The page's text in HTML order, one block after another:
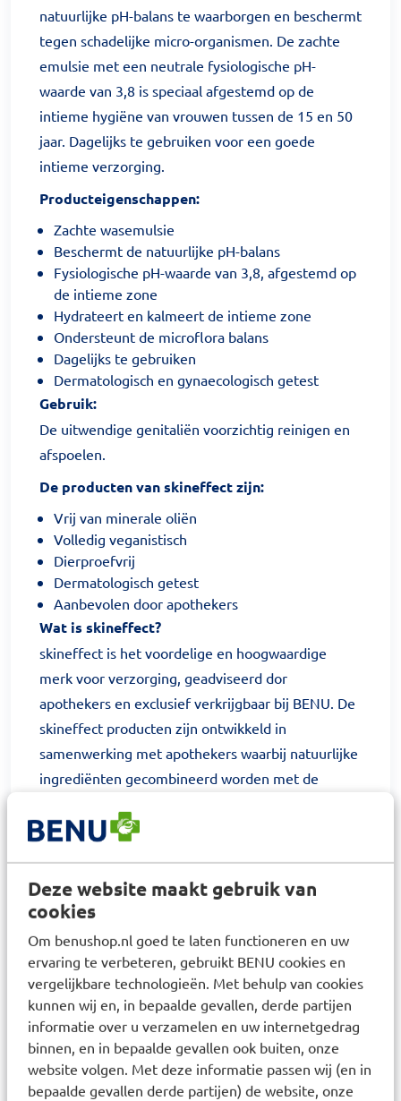
Deze website maakt gebruik van
cookies
Om benushop.nl goed te laten functioneren en uw
ervaring te verbeteren, gebruikt BENU cookies en
vergelijkbare technologieën. Met behulp van cookies
kunnen wij en, in bepaalde gevallen, derde partijen
informatie over u verzamelen en uw internetgedrag
binnen, en in bepaalde gevallen ook buiten, onze
website volgen. Met deze informatie passen wij (en in
bepaalde gevallen derde partijen) de website, onze
natuurlijke pH-balans te waarborgen en beschermt
tegen schadelijke micro-organismen. De zachte
emulsie met een neutrale fysiologische pH-
waarde van 3,8 is speciaal afgestemd op de
intieme hygiëne van vrouwen tussen de 15 en 50
jaar. Dagelijks te gebruiken voor een goede
intieme verzorging.
Producteigenschappen:
Zachte wasemulsie
Beschermt de natuurlijke pH-balans
Fysiologische pH-waarde van 3,8, afgestemd op
de intieme zone
Hydrateert en kalmeert de intieme zone
Ondersteunt de microflora balans
Dagelijks te gebruiken
Dermatologisch en gynaecologisch getest
Gebruik:
De uitwendige genitaliën voorzichtig reinigen en
afspoelen.
De producten van skineffect zijn:
Vrij van minerale oliën
Volledig veganistisch
Dierproefvrij
Dermatologisch getest
Aanbevolen door apothekers
Wat is skineffect?
skineffect is het voordelige en hoogwaardige
merk voor verzorging, geadviseerd dor
apothekers en exclusief verkrijgbaar bij BENU. De
skineffect producten zijn ontwikkeld in
samenwerking met apothekers waarbij natuurlijke
ingrediënten gecombineerd worden met de
skineffect product is dermatologisch getest,
Waarom kiezen voor skineffect bij BENU?
skineffect is niet zomaar een merk. Het is
exclusief verkrijgbaar in de BENU apotheken en
de BENU webshop. Apothekers bevelen dit merk
van harte aan vanwege de uitstekende prijs-
kwaliteitverhouding en omdat ze veilig zijn voor
uw huid. Met zorg ontwikkeld voor de beste
resultaten en met alleen kwalitatieve actieve
ingrediënten. Bent u op zoek naar hoogwaardige